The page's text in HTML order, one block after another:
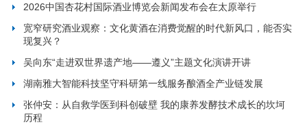
2026中国杏花村国际酒业博览会新闻发布会在太原举行
宽窄研究酒业观察：文化黄酒在消费觉醒的时代新风口，能否实
现复兴？
吴向东“走进双世界遗产地——遵义”主题文化演讲开讲
湖南雅大智能科技坚守科研第一线服务酿酒全产业链发展
张仲安：从自救学医到科创破壁 我的康养发酵技术成长的坎坷
历程